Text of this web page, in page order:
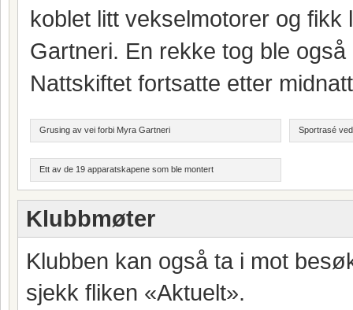
koblet litt vekselmotorer og
Gartneri. En rekke tog ble
Nattskiftet fortsatte etter
Grusing av vei forbi Myra Gartneri Sportrasé
Ett av de 19 apparatskapene som ble montert
Klubbmøter
Klubben kan også ta i mot
sjekk fliken «Aktuelt».